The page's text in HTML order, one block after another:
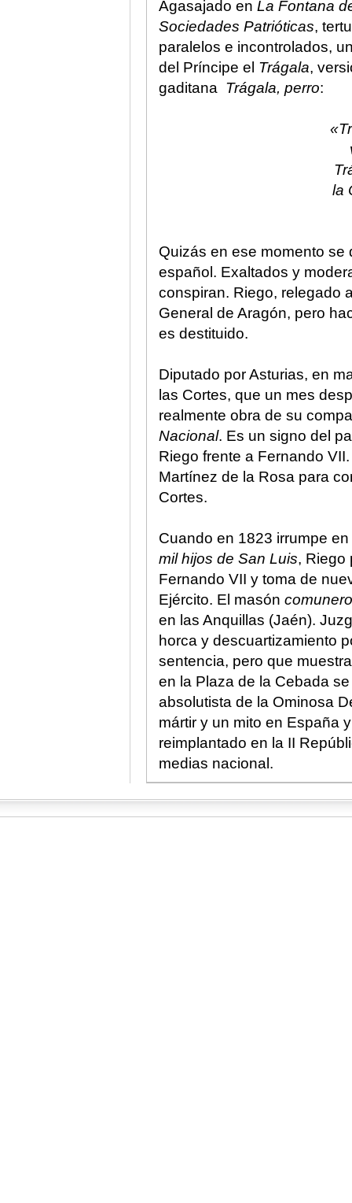
Agasajado en La Fontana
Sociedades Patrióticas,
paralelos e incontrolados,
del Príncipe el Trágala,
gaditana Trágala, perro:
la
Quizás en ese momento se
español. Exaltados y
conspiran. Riego, relegado
General de Aragón, pero
es destituido.
Diputado por Asturias, en
las Cortes, que un mes
realmente obra de su
Nacional. Es un signo del
Riego frente a Fernando
Martínez de la Rosa para
Cortes.
Cuando en 1823 irrumpe
mil hijos de San Luis, Riego
Fernando VII y toma de
Ejército. El masón comunero
en las Anquillas (Jaén).
horca y descuartizamiento
sentencia, pero que
en la Plaza de la Cebada
absolutista de la Ominosa
mártir y un mito en España
reimplantado en la II
medias nacional.